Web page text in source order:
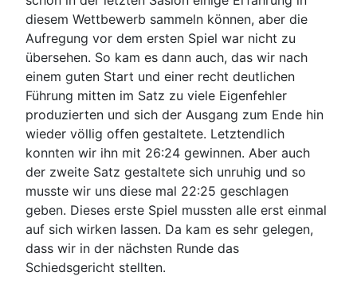
diesem Wettbewerb sammeln können, aber die
Aufregung vor dem ersten Spiel war nicht zu
übersehen. So kam es dann auch, das wir nach
einem guten Start und einer recht deutlichen
Führung mitten im Satz zu viele Eigenfehler
produzierten und sich der Ausgang zum Ende hin
wieder völlig offen gestaltete. Letztendlich
konnten wir ihn mit 26:24 gewinnen. Aber auch
der zweite Satz gestaltete sich unruhig und so
musste wir uns diese mal 22:25 geschlagen
geben. Dieses erste Spiel mussten alle erst einmal
auf sich wirken lassen. Da kam es sehr gelegen,
dass wir in der nächsten Runde das
Schiedsgericht stellten.